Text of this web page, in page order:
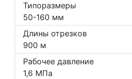
Типоразмеры
50-160 мм
Длины отрезков
900 м
Рабочее давление
1,6 МПа